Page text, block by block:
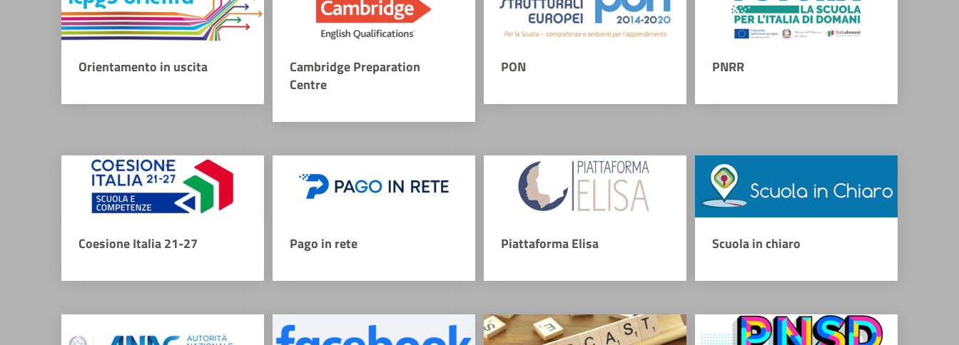
Orientamento in uscita
Cambridge Preparation
Centre
PON PNRR
Coesione Italia 21-27 Pago in rete Piattaforma Elisa Scuola in chiaro